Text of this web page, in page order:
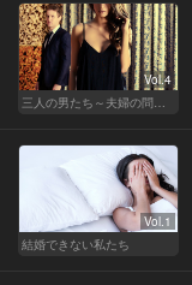
Vol.4
三人の男たち～夫婦の問題～
Vol.1
結婚できない私たち